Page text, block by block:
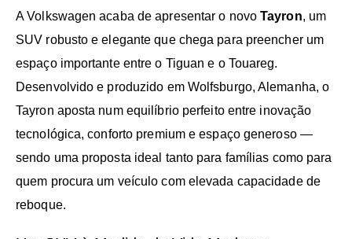
A Volkswagen acaba de apresentar o novo Tayron, um
SUV robusto e elegante que chega para preencher um
espaço importante entre o Tiguan e o Touareg.
Desenvolvido e produzido em Wolfsburgo, Alemanha, o
Tayron aposta num equilíbrio perfeito entre inovação
tecnológica, conforto premium e espaço generoso —
sendo uma proposta ideal tanto para famílias como para
quem procura um veículo com elevada capacidade de
reboque.